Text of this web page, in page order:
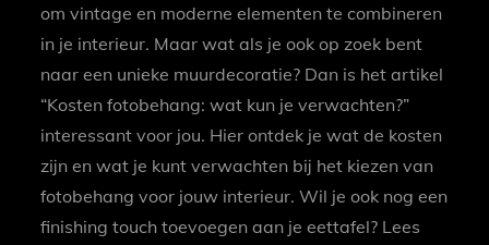
om vintage en moderne elementen te combineren
in je interieur. Maar wat als je ook op zoek bent
naar een unieke muurdecoratie? Dan is het artikel
“Kosten fotobehang: wat kun je verwachten?”
interessant voor jou. Hier ontdek je wat de kosten
zijn en wat je kunt verwachten bij het kiezen van
fotobehang voor jouw interieur. Wil je ook nog een
finishing touch toevoegen aan je eettafel? Lees